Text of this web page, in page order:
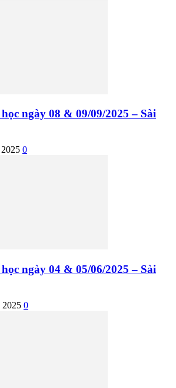
ngày 08 & 09/09/2025 – Sài
0
ngày 04 & 05/06/2025 – Sài
2025 0